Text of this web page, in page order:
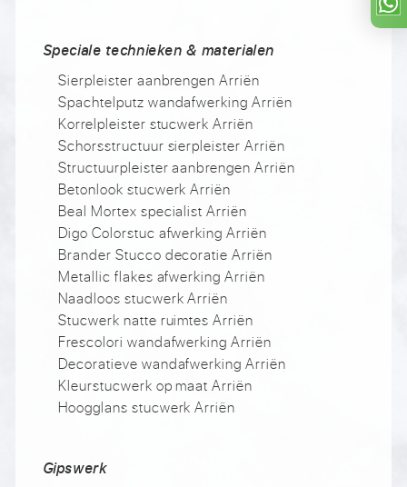
Speciale technieken & materialen
Sierpleister aanbrengen Arriën
Spachtelputz wandafwerking Arriën
Korrelpleister stucwerk Arriën
Schorsstructuur sierpleister Arriën
Structuurpleister aanbrengen Arriën
Betonlook stucwerk Arriën
Beal Mortex specialist Arriën
Digo Colorstuc afwerking Arriën
Brander Stucco decoratie Arriën
Metallic flakes afwerking Arriën
Naadloos stucwerk Arriën
Stucwerk natte ruimtes Arriën
Frescolori wandafwerking Arriën
Decoratieve wandafwerking Arriën
Kleurstucwerk op maat Arriën
Hoogglans stucwerk Arriën
Gipswerk